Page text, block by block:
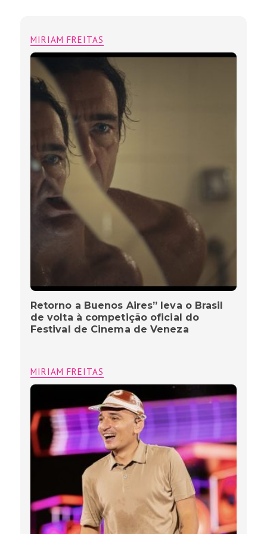
MIRIAM FREITAS
Retorno a Buenos Aires” leva o Brasil
de volta à competição oficial do
Festival de Cinema de Veneza
MIRIAM FREITAS